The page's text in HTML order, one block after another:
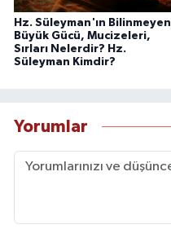
Hz. Süleyman'ın Bilinmeyen
Büyük Gücü, Mucizeleri,
Sırları Nelerdir? Hz.
Süleyman Kimdir?
Yorumlar